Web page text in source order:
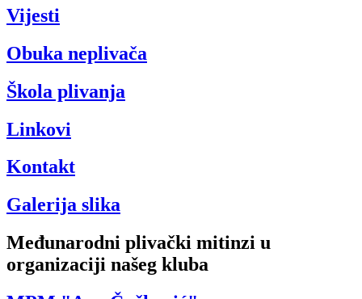
Vijesti
Obuka neplivača
Škola plivanja
Linkovi
Kontakt
Galerija slika
Međunarodni plivački mitinzi u
organizaciji našeg kluba